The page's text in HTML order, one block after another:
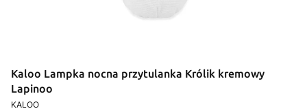
Kaloo Lampka nocna przytulanka Królik kremowy
Lapinoo
PRODUCENT
KALOO